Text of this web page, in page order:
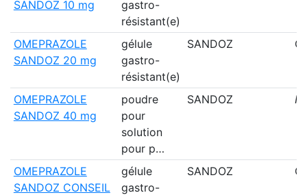
SANDOZ 10 mg
gastro-
résistant(e)
OMEPRAZOLE
SANDOZ 20 mg
gélule
gastro-
résistant(e)
SANDOZ
OMEPRAZOLE
SANDOZ 40 mg
poudre
pour
solution
pour p…
SANDOZ
OMEPRAZOLE
SANDOZ CONSEIL
gélule
gastro-
SANDOZ